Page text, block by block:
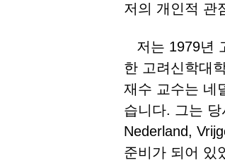
저의 개인적 관
저는 1979년
한 고려신학대
재수 교수는 네
습니다. 그는
Nederland,
준비가 되어 있